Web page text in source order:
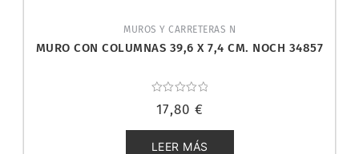
MUROS Y CARRETERAS N
MURO CON COLUMNAS 39,6 X 7,4 CM. NOCH 34857
con
de
5
17,80 €
LEER MÁS